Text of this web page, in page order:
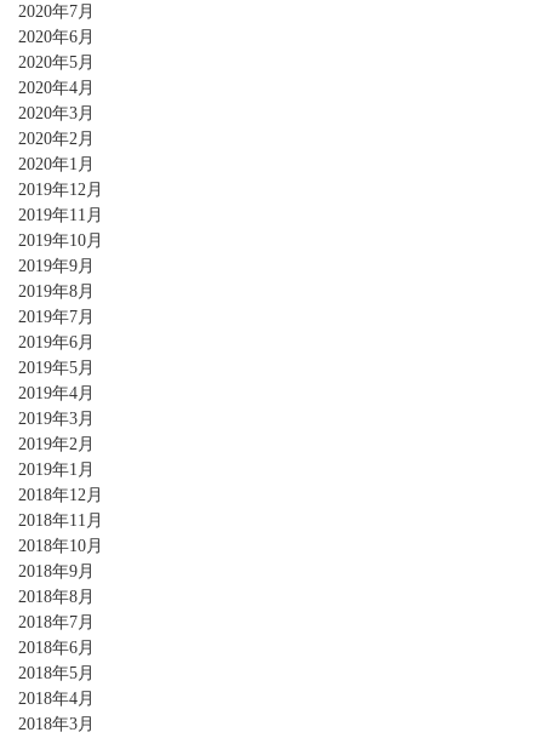
2020年7月
2020年6月
2020年5月
2020年4月
2020年3月
2020年2月
2020年1月
2019年12月
2019年11月
2019年10月
2019年9月
2019年8月
2019年7月
2019年6月
2019年5月
2019年4月
2019年3月
2019年2月
2019年1月
2018年12月
2018年11月
2018年10月
2018年9月
2018年8月
2018年7月
2018年6月
2018年5月
2018年4月
2018年3月